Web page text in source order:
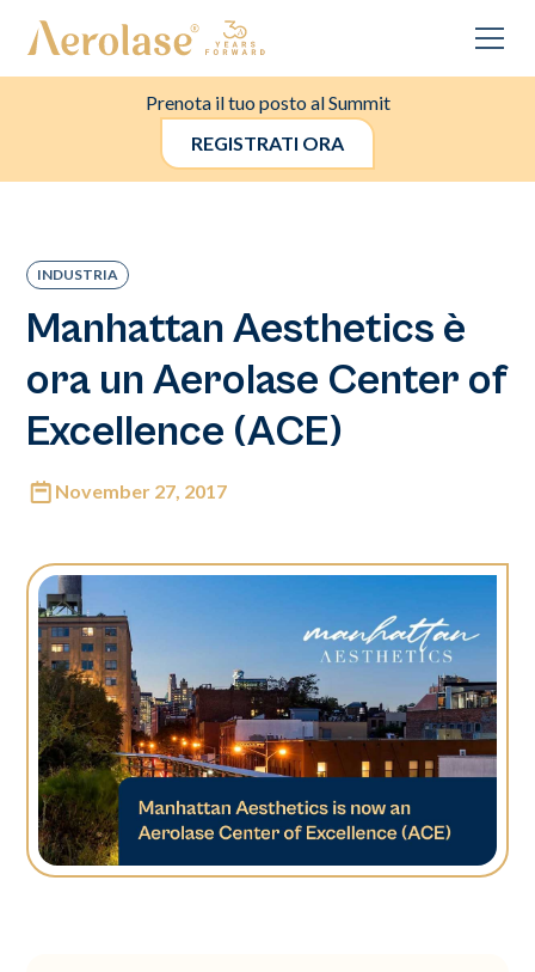
Prenota il tuo posto al Summit
REGISTRATI ORA
INDUSTRIA
Manhattan Aesthetics è
ora un Aerolase Center of
Excellence (ACE)
November 27, 2017